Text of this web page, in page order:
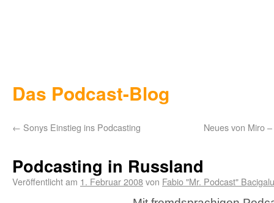
Das Podcast-Blog
← Sonys Einstieg ins Podcasting Neues von Miro
Podcasting in Russland
Veröffentlicht am 1. Februar 2008von Fabio "Mr. Podcast"